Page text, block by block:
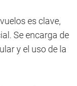
es clave,
Se encarga de
y el uso de la